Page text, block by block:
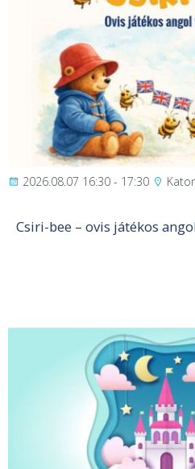
2026.08.07 16:30 - 17:30
Csiri-bee – ovis játékos